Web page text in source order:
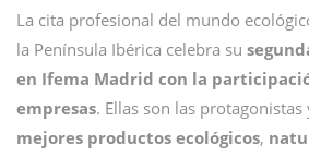
La cita profesional del mundo
la Península Ibérica celebra su
en Ifema Madrid con la
empresas. Ellas son las
mejores productos ecológicos,